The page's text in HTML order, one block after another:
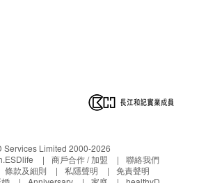
Services Limited 2000-2026
商戶合作 / 加盟
聯絡我們
條款及細則 私隱聲明
免責聲明